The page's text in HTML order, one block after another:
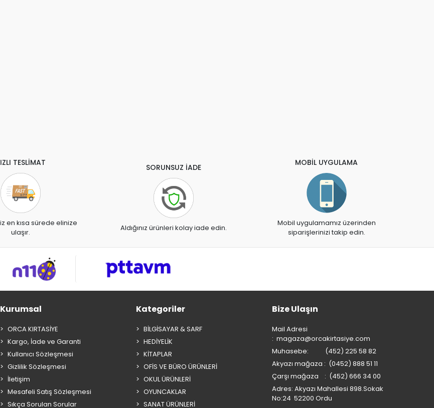
TESLİMAT
en kısa sürede elinize
ulaşır.
SORUNSUZ İADE
Aldığınız ürünleri kolay iade edin.
MOBİL UYGULAMA
Mobil uygulamamız üzerinden
siparişlerinizi takip edin.
Kurumsal
ORCA KIRTASİYE
Kargo, İade ve Garanti
Kullanıcı Sözleşmesi
Gizlilik Sözleşmesi
İletişim
Mesafeli Satış Sözleşmesi
Sıkça Sorulan Sorular
Kategoriler
BİLGİSAYAR & SARF
HEDİYELİK
KİTAPLAR
OFİS VE BÜRO ÜRÜNLERİ
OKUL ÜRÜNLERİ
OYUNCAKLAR
SANAT ÜRÜNLERİ
Bize Ulaşın
Mail Adresi
: magaza@orcakirtasiye.com
Muhasebe: (452) 225 58 82
Akyazı mağaza : (0452) 888 51 11
Çarşı mağaza : (452) 666 34 00
Adres: Akyazı Mahallesi 898.Sokak
No:24 52200 Ordu